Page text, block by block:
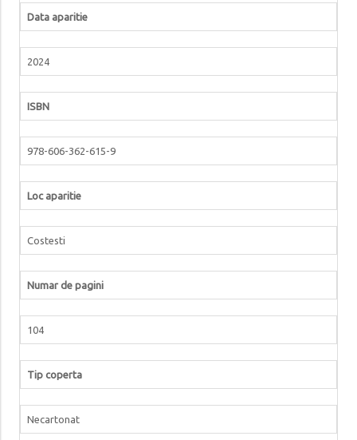
Data aparitie
2024
ISBN
978-606-362-615-9
Loc aparitie
Costesti
Numar de pagini
104
Tip coperta
Necartonat